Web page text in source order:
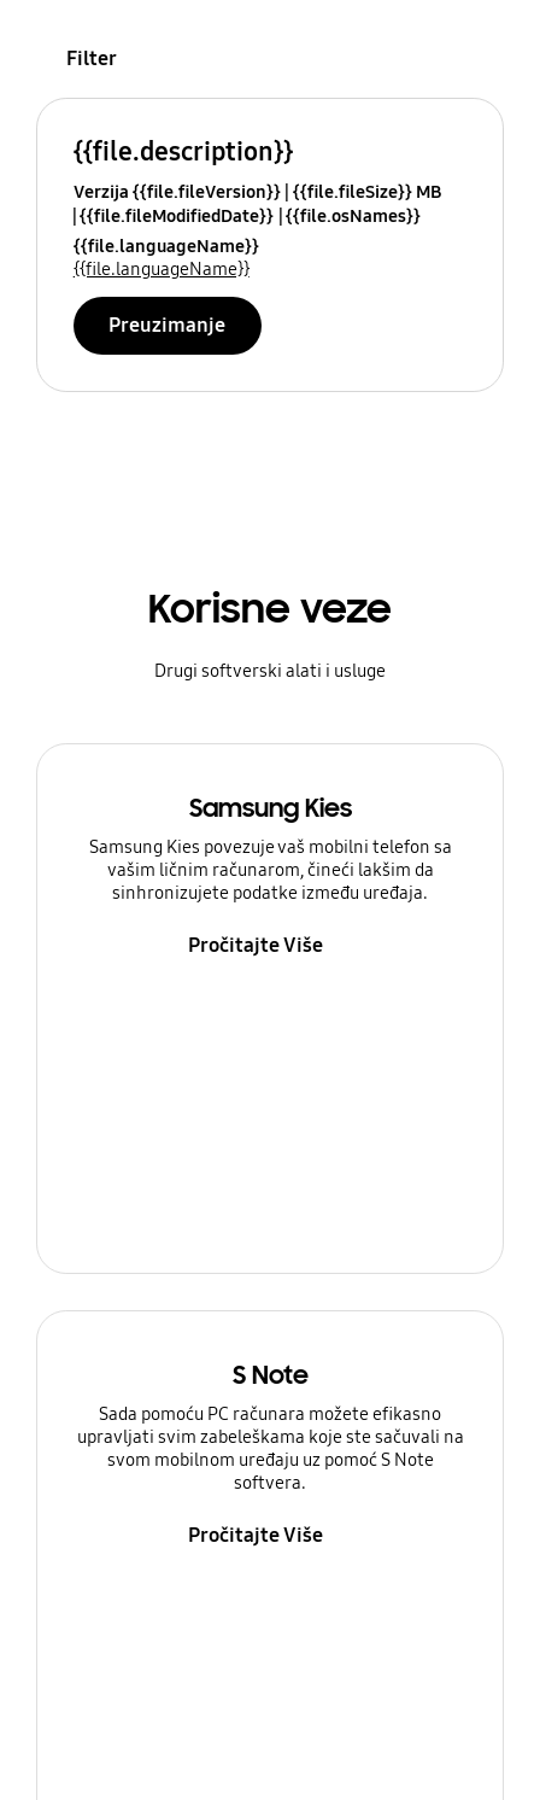
Filter
{{file.description}}
Verzija {{file.fileVersion}} {{file.fileSize}} MB
{{file.fileModifiedDate}} {{file.osNames}}
{{file.languageName}}
{{file.languageName}}
Preuzimanje
Korisne veze
Drugi softverski alati i usluge
Samsung Kies
Samsung Kies povezuje vaš mobilni telefon sa
vašim ličnim računarom, čineći lakšim da
sinhronizujete podatke između uređaja.
Pročitajte Više
S Note
Sada pomoću PC računara možete efikasno
upravljati svim zabeleškama koje ste sačuvali na
svom mobilnom uređaju uz pomoć S Note
softvera.
Pročitajte Više